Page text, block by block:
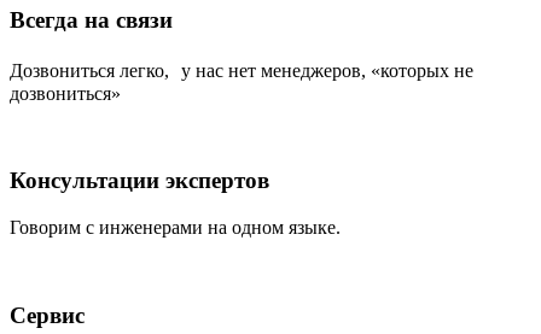
Всегда на связи
Дозвониться легко, у нас нет менеджеров, «которых не
дозвониться»
Консультации экспертов
Говорим с инженерами на одном языке.
Сервис